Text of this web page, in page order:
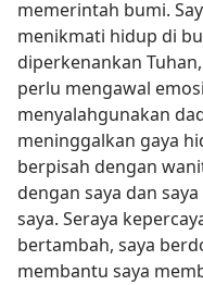
memerintah bumi.
menikmati hidup di
diperkenankan
perlu mengawal
menyalahgunakan
meninggalkan gaya
berpisah dengan
dengan saya dan
saya. Seraya
bertambah, saya
membantu saya